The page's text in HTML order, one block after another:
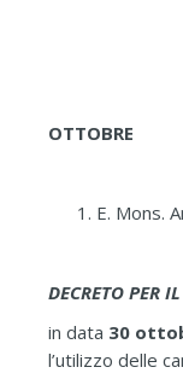
OTTOBRE
E. Mons.
DECRETO PER
in data 30
l’utilizzo delle